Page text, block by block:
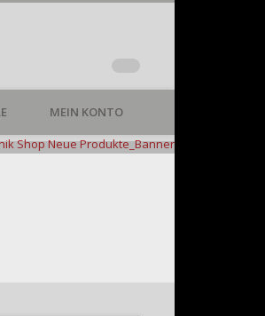
MEIN KONTO
vieles